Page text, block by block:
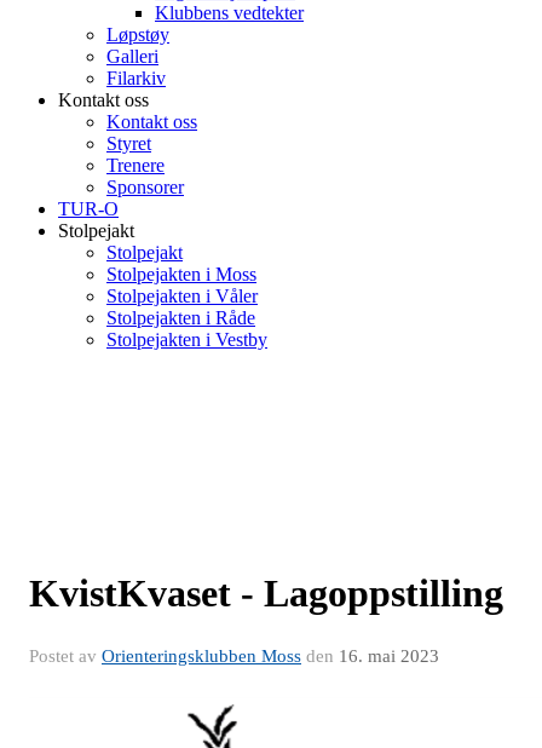
Klubbens vedtekter
Løpstøy
Galleri
Filarkiv
Kontakt oss
Kontakt oss
Styret
Trenere
Sponsorer
TUR-O
Stolpejakt
Stolpejakt
Stolpejakten i Moss
Stolpejakten i Våler
Stolpejakten i Råde
Stolpejakten i Vestby
KvistKvaset - Lagoppstilling
Postet av Orienteringsklubben Moss den 16. mai 2023